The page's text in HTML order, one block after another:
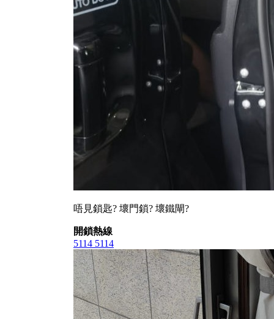
唔見鎖匙? 壞門鎖? 壞鐵閘?
開鎖熱線
5114 5114